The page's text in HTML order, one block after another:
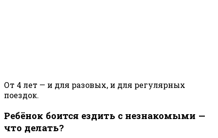
От 4 лет — и для разовых, и для регулярных
поездок.
Ребёнок боится ездить с незнакомыми —
что делать?